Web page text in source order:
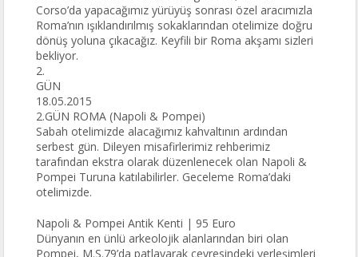
Corso’da yapacağımız yürüyüş sonrası özel aracımızla
Roma’nın ışıklandırılmış sokaklarından otelimize doğru
dönüş yoluna çıkacağız. Keyfili bir Roma akşamı sizleri
bekliyor.
2.
GÜN
18.05.2015
2.GÜN ROMA (Napoli & Pompei)
Sabah otelimizde alacağımız kahvaltının ardından
serbest gün. Dileyen misafirlerimiz rehberimiz
tarafından ekstra olarak düzenlenecek olan Napoli &
Pompei Turuna katılabilirler. Geceleme Roma’daki
otelimizde.
Napoli & Pompei Antik Kenti | 95 Euro
Dünyanın en ünlü arkeolojik alanlarından biri olan
Pompei, M.S.79’da patlayarak çevresindeki yerleşimleri